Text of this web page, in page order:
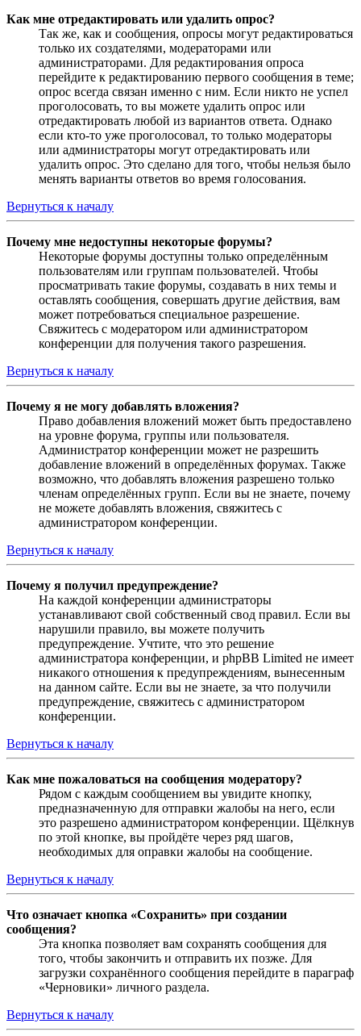
Как мне отредактировать или удалить опрос?
Так же, как и сообщения, опросы могут редактироваться
только их создателями, модераторами или
администраторами. Для редактирования опроса
перейдите к редактированию первого сообщения в теме;
опрос всегда связан именно с ним. Если никто не успел
проголосовать, то вы можете удалить опрос или
отредактировать любой из вариантов ответа. Однако
если кто-то уже проголосовал, то только модераторы
или администраторы могут отредактировать или
удалить опрос. Это сделано для того, чтобы нельзя было
менять варианты ответов во время голосования.
Вернуться к началу
Почему мне недоступны некоторые форумы?
Некоторые форумы доступны только определённым
пользователям или группам пользователей. Чтобы
просматривать такие форумы, создавать в них темы и
оставлять сообщения, совершать другие действия, вам
может потребоваться специальное разрешение.
Свяжитесь с модератором или администратором
конференции для получения такого разрешения.
Вернуться к началу
Почему я не могу добавлять вложения?
Право добавления вложений может быть предоставлено
на уровне форума, группы или пользователя.
Администратор конференции может не разрешить
добавление вложений в определённых форумах. Также
возможно, что добавлять вложения разрешено только
членам определённых групп. Если вы не знаете, почему
не можете добавлять вложения, свяжитесь с
администратором конференции.
Вернуться к началу
Почему я получил предупреждение?
На каждой конференции администраторы
устанавливают свой собственный свод правил. Если вы
нарушили правило, вы можете получить
предупреждение. Учтите, что это решение
администратора конференции, и phpBB Limited не имеет
никакого отношения к предупреждениям, вынесенным
на данном сайте. Если вы не знаете, за что получили
предупреждение, свяжитесь с администратором
конференции.
Вернуться к началу
Как мне пожаловаться на сообщения модератору?
Рядом с каждым сообщением вы увидите кнопку,
предназначенную для отправки жалобы на него, если
это разрешено администратором конференции. Щёлкнув
по этой кнопке, вы пройдёте через ряд шагов,
необходимых для оправки жалобы на сообщение.
Вернуться к началу
Что означает кнопка «Сохранить» при создании
сообщения?
Эта кнопка позволяет вам сохранять сообщения для
того, чтобы закончить и отправить их позже. Для
загрузки сохранённого сообщения перейдите в параграф
«Черновики» личного раздела.
Вернуться к началу